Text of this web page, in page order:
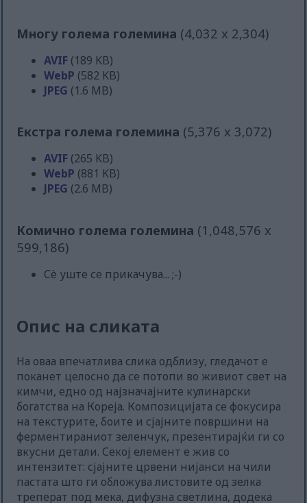
Многу голема големина (4,032 x 2,304)
AVIF (189 KB)
WebP (582 KB)
JPEG (1.6 MB)
Екстра голема големина (5,376 x 3,072)
AVIF (265 KB)
WebP (881 KB)
JPEG (2.6 MB)
Комично голема големина (1,048,576 x
599,186)
Сè уште се прикачува... ;-)
Опис на сликата
На оваа впечатлива слика одблизу, гледачот е
поканет целосно да се потопи во живиот свет на
кимчи, едно од најзначајните кулинарски
богатства на Кореја. Композицијата се фокусира
на текстурите, боите и сјајните површини на
ферментираниот зеленчук, презентирајќи ги со
вкусни детали. Секој елемент е жив со
интензитет: сјајните црвени нијанси на чили
пастата што ги обложува листовите од зелка
треперат под мека, дифузна светлина, додека